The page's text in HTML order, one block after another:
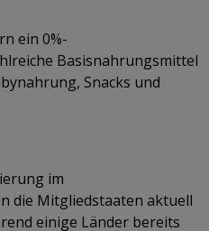
ein 0%-
Basisnahrungsmittel
Snacks und
im
die Mitgliedstaaten aktuell
einige Länder bereits